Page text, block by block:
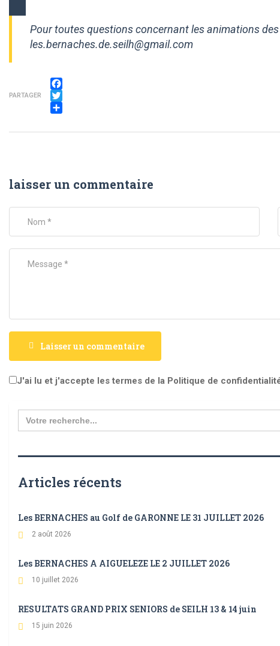
Pour toutes questions concernant les animations
les.bernaches.de.seilh@gmail.com
PARTAGER
Facebook
Twitter
laisser un commentaire
Laisser un commentaire
J'ai lu et j'accepte les termes de la Politique de
Search
for:
Articles récents
Les BERNACHES au Golf de GARONNE LE 31 JUILLET 2026
2 août 2026
Les BERNACHES A AIGUELEZE LE 2 JUILLET 2026
10 juillet 2026
RESULTATS GRAND PRIX SENIORS de SEILH 13 & 14 juin
15 juin 2026